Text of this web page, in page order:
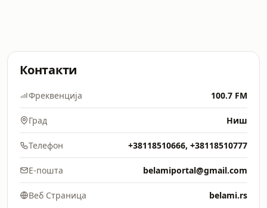
Контакти
Фреквенција 100.7 FM
Град Ниш
Телефон +38118510666, +38118510777
Е-пошта belamiportal@gmail.com
Веб Страница belami.rs